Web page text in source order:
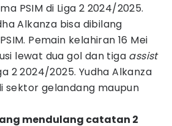
PSIM di Liga 2 2024/2025.
Alkanza bisa dibilang
Pemain kelahiran 16 Mei
lewat dua gol dan tiga assist
2 2024/2025. Yudha Alkanza
sektor gelandang maupun
mendulang catatan 2